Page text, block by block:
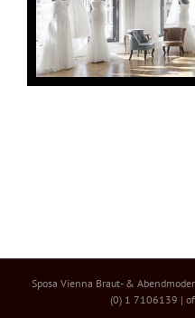
Sposa Vienna Braut- &
(0) 1 7106139 |